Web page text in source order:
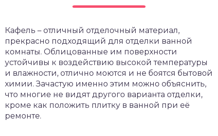
Кафель – отличный отделочный материал,
прекрасно подходящий для отделки ванной
комнаты. Облицованные им поверхности
устойчивы к воздействию высокой температуры
и влажности, отлично моются и не боятся бытовой
химии. Зачастую именно этим можно объяснить,
что многие не видят другого варианта отделки,
кроме как положить плитку в ванной при её
ремонте.
крыши и кровли
и уход